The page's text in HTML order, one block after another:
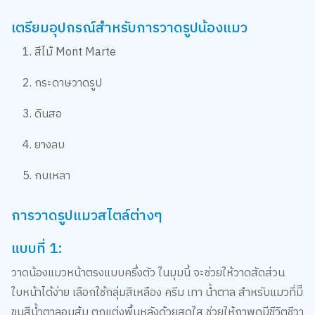
เตรียมอุปกรณ์สำหรับการวาดรูปน้องแมว
1. สีไม้ Mont Marte
2. กระดาษวาดรูป
3. ดินสอ
4. ยางลบ
5. กบเหลา
การวาดรูปแมวสไตล์ต่างๆ
แบบที่ 1:
วาดน้องแมวหน้าตรงแบบครึ่งตัว ในมุมนี้ จะช่วยให้วาดสัดส่วน
ใบหน้าได้ง่าย เลือกใช้กลุ่มสีเหลือง ครีม เทา น้ำตาล สำหรับแมวที่มีี
ขนสีน้ำตาลอมส้ม ตกแต่งพื้นหลังด้วยสดใส ช่วยให้ภาพดูมีชีวิตชีวา